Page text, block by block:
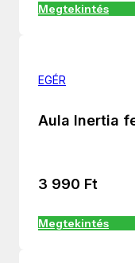
Megtekintés
EGÉR
Aula Inertia
3 990 Ft
Megtekintés